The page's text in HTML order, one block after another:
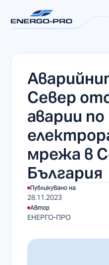
Север
аварии по
мрежа в
България
Публикувано на
28.11.2023
Автор
ЕНЕРГО-ПРО